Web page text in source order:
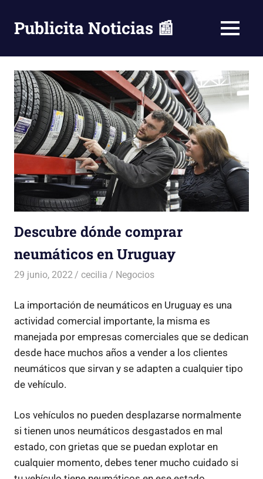
contenido
Publicita Noticias 📰 MENÚ
Descubre dónde comprar
neumáticos en Uruguay
29 junio, 2022 cecilia Negocios
La importación de neumáticos en Uruguay es una
actividad comercial importante, la misma es
manejada por empresas comerciales que se dedican
desde hace muchos años a vender a los clientes
neumáticos que sirvan y se adapten a cualquier tipo
de vehículo.
Los vehículos no pueden desplazarse normalmente
si tienen unos neumáticos desgastados en mal
estado, con grietas que se puedan explotar en
cualquier momento, debes tener mucho cuidado si